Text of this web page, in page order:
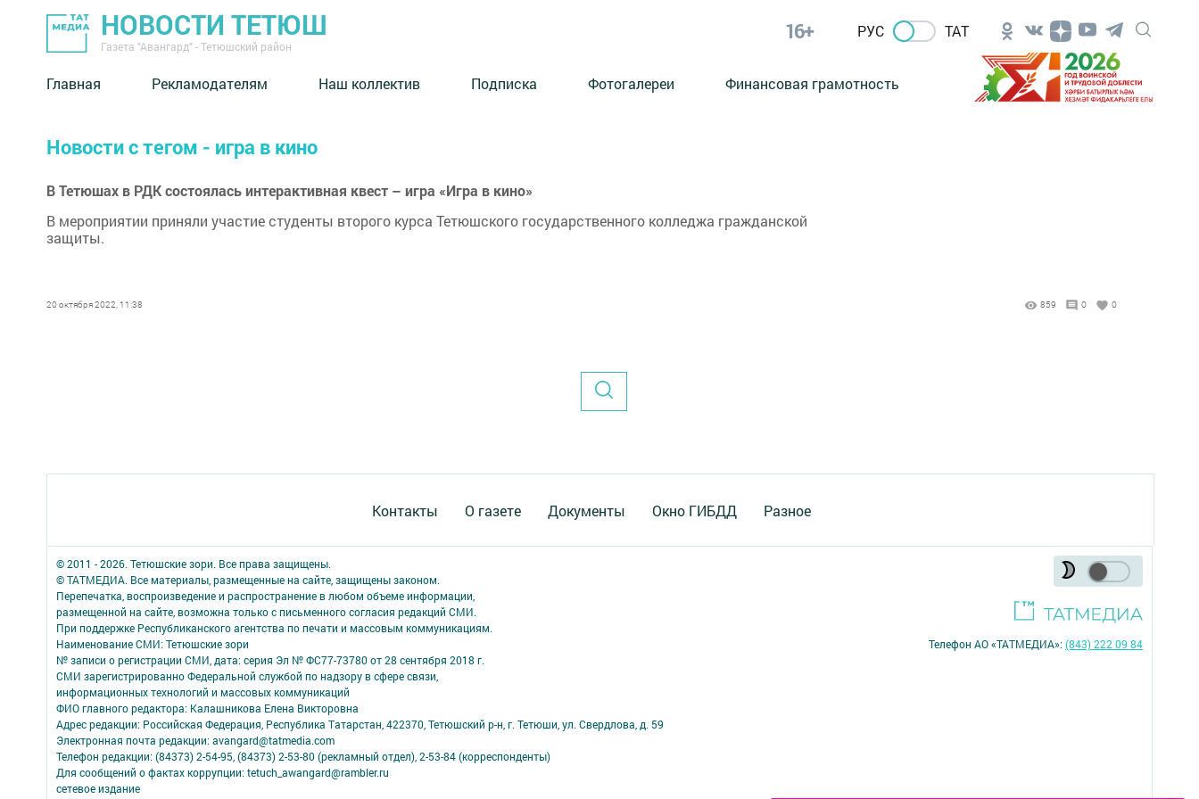
НОВОСТИ ТЕТЮШ
Газета "Авангард" - Тетюшский район
16+ РУС ТАТ
Главная Рекламодателям Наш коллектив Подписка Фотогалереи Финансовая грамотность
Новости с тегом - игра в кино
В Тетюшах в РДК состоялась интерактивная квест – игра «Игра в кино»
В мероприятии приняли участие студенты второго курса Тетюшского государственного колледжа гражданской
защиты.
20 октября 2022, 11:38 859 0 0
Контакты О газете Документы Окно ГИБДД Разное
© 2011 - 2026. Тетюшские зори. Все права защищены.
© ТАТМЕДИА. Все материалы, размещенные на сайте, защищены законом.
Перепечатка, воспроизведение и распространение в любом объеме информации,
размещенной на сайте, возможна только с письменного согласия редакций СМИ.
При поддержке Республиканского агентства по печати и массовым коммуникациям.
Наименование СМИ: Тетюшские зори
№ записи о регистрации СМИ, дата: серия Эл № ФС77-73780 от 28 сентября 2018 г.
СМИ зарегистрированно Федеральной службой по надзору в сфере связи,
информационных технологий и массовых коммуникаций
ФИО главного редактора: Калашникова Елена Викторовна
Адрес редакции: Российская Федерация, Республика Татарстан, 422370, Тетюшский р-н, г. Тетюши, ул. Свердлова, д. 59
Электронная почта редакции: avangard@tatmedia.com
Телефон редакции: (84373) 2-54-95, (84373) 2-53-80 (рекламный отдел), 2-53-84 (корреспонденты)
Для сообщений о фактах коррупции: tetuch_awangard@rambler.ru
сетевое издание
Телефон АО «ТАТМЕДИА»:(843) 222 09 84